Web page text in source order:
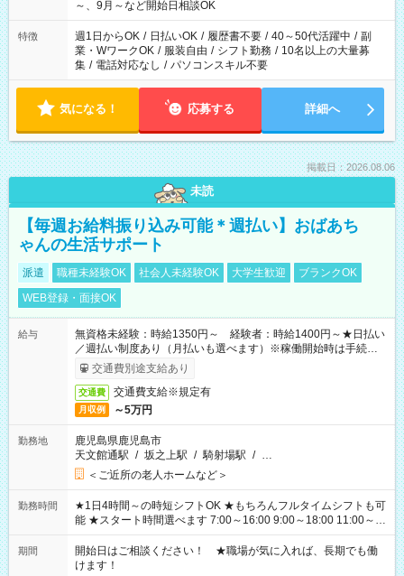
21:00～翌6:00 ・23:00～翌8:00 など（他時間多数あり！）
～、9月～など開始日相談OK
特徴 週1日からOK / 日払いOK / 履歴書不要 / 40～50代活躍中 / 副
業・WワークOK / 服装自由 / シフト勤務 / 10名以上の大量募
集 / 電話対応なし / パソコンスキル不要
気になる！ 応募する 詳細へ
掲載日：2026.08.06
未読
【毎週お給料振り込み可能＊週払い】おばあち
ゃんの生活サポート
派遣 職種未経験OK 社会人未経験OK 大学生歓迎
ブランクOK
WEB登録・面接OK
給与
無資格未経験：時給1350円～ 経験者：時給1400円～★日払い
／週払い制度あり（月払いも選べます）※稼働開始時は手続き完
了次第のお支払いとなります。
交通費別途支給あり
交通費 交通費支給※規定有
月収例 ～5万円
勤務地
鹿児島県鹿児島市
天文館通駅 / 坂之上駅 / 騎射場駅 / …
＜ご近所の老人ホームなど＞
勤務時間
★1日4時間～の時短シフトOK ★もちろんフルタイムシフトも可
能 ★スタート時間選べます 7:00～16:00 9:00～18:00 11:00～
20:00 など 残業なし！ ※Wワークの場合、他のお仕事と合わせ
週40時間超の就業はご案内できません ※法令に基づき、週20時
間以上勤務は社会保険への加入対象となります ※労働者派遣法
期間
開始日はご相談ください！ ★職場が気に入れば、長期でも働
けます！